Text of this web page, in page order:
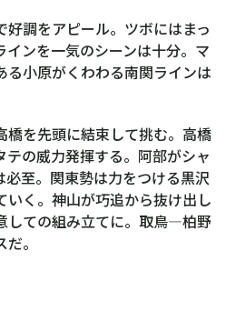
調をアピール。ツボにはまっ
ンを一気のシーンは十分。マ
る小原がくわわる南関ラインは
を先頭に結束して挑む。高橋
の威力発揮する。阿部がシャ
至。関東勢は力をつける黒沢
く。神山が巧追から抜け出し
しての組み立てに。取鳥―柏野
。